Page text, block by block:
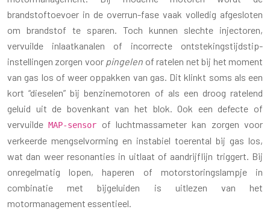
brandstoftoevoer in de overrun-fase vaak volledig afgesloten
om brandstof te sparen. Toch kunnen slechte injectoren,
vervuilde inlaatkanalen of incorrecte ontstekingstijdstip-
instellingen zorgen voor pingelen of ratelen net bij het moment
van gas los of weer oppakken van gas. Dit klinkt soms als een
kort “dieselen” bij benzinemotoren of als een droog ratelend
geluid uit de bovenkant van het blok. Ook een defecte of
vervuildeMAP-sensor
of luchtmassameter kan zorgen voor
verkeerde mengselvorming en instabiel toerental bij gas los,
wat dan weer resonanties in uitlaat of aandrijflijn triggert. Bij
onregelmatig lopen, haperen of motorstoringslampje in
combinatie met bijgeluiden is uitlezen van het
motormanagement essentieel.